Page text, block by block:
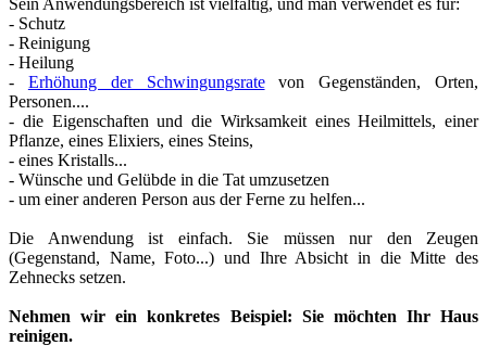
- Schutz
- Reinigung
- Heilung
- Erhöhung der Schwingungsratevon Gegenständen, Orten,
Personen....
- die Eigenschaften und die Wirksamkeit eines Heilmittels, einer
Pflanze, eines Elixiers, eines Steins,
- eines Kristalls...
- Wünsche und Gelübde in die Tat umzusetzen
- um einer anderen Person aus der Ferne zu helfen...
Die Anwendung ist einfach. Sie müssen nur den Zeugen
(Gegenstand, Name, Foto...) und Ihre Absicht in die Mitte des
Zehnecks setzen.
Nehmen wir ein konkretes Beispiel: Sie möchten Ihr Haus
reinigen.